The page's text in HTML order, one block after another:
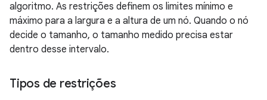
algoritmo. As restrições definem os limites mínimo e
máximo para a largura e a altura de um nó. Quando o nó
decide o tamanho, o tamanho medido precisa estar
dentro desse intervalo.
Tipos de restrições